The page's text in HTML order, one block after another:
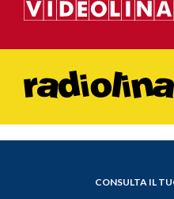
CONSULTA IL